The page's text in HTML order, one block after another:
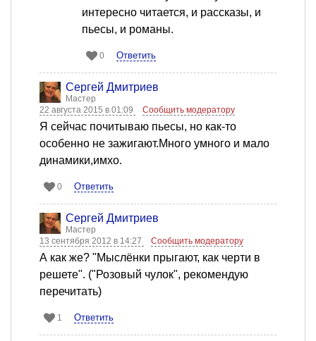
интересно читается, и рассказы, и
пьесы, и романы.
0 Ответить
Сергей Дмитриев
Мастер
22 августа 2015 в 01:09
Сообщить модератору
Я сейчас почитываю пьесы, но как-то
особенно не зажигают.Много умного и мало
динамики,имхо.
0 Ответить
Сергей Дмитриев
Мастер
13 сентября 2012 в 14:27
Сообщить модератору
А как же? "Мыслёнки прыгают, как черти в
решете". ("Розовый чулок", рекомендую
перечитать)
1 Ответить